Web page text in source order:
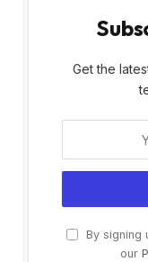
Get the
By signing
our